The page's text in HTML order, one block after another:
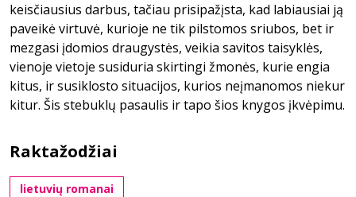
keisčiausius darbus, tačiau prisipažįsta, kad labiausiai ją
paveikė virtuvė, kurioje ne tik pilstomos sriubos, bet ir
mezgasi įdomios draugystės, veikia savitos taisyklės,
vienoje vietoje susiduria skirtingi žmonės, kurie engia
kitus, ir susiklosto situacijos, kurios neįmanomos niekur
kitur. Šis stebuklų pasaulis ir tapo šios knygos įkvėpimu.
Raktažodžiai
lietuvių romanai